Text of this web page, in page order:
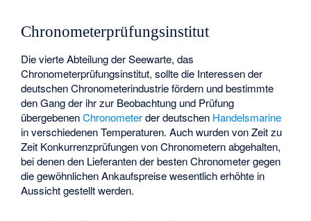
Chronometerprüfungsinstitut
Die vierte Abteilung der Seewarte, das
Chronometerprüfungsinstitut, sollte die Interessen der
deutschen Chronometerindustrie fördern und bestimmte
den Gang der ihr zur Beobachtung und Prüfung
übergebenenChronometerder deutschen Handelsmarine
in verschiedenen Temperaturen. Auch wurden von Zeit zu
Zeit Konkurrenzprüfungen von Chronometern abgehalten,
bei denen den Lieferanten der besten Chronometer gegen
die gewöhnlichen Ankaufspreise wesentlich erhöhte in
Aussicht gestellt werden.